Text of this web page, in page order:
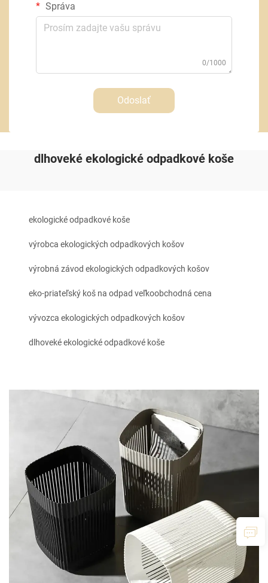
Správa
0/1000
Odoslať
dlhoveké ekologické odpadkové koše
ekologické odpadkové koše
výrobca ekologických odpadkových košov
výrobná závod ekologických odpadkových košov
eko-priateľský koš na odpad veľkoobchodná cena
vývozca ekologických odpadkových košov
dlhoveké ekologické odpadkové koše